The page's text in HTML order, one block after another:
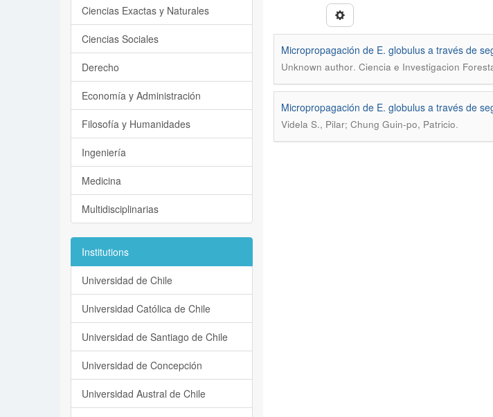
Micropropagación de E. globulus a través de
Unknown author. Ciencia e Investigacion
Micropropagación de E. globulus a través de
Videla S., Pilar; Chung Guin-po, Patricio.
Ciencias Exactas y Naturales
Ciencias Sociales
Derecho
Economía y Administración
Filosofía y Humanidades
Ingeniería
Medicina
Multidisciplinarias
Institutions
Universidad de Chile
Universidad Católica de Chile
Universidad de Santiago de Chile
Universidad de Concepción
Universidad Austral de Chile